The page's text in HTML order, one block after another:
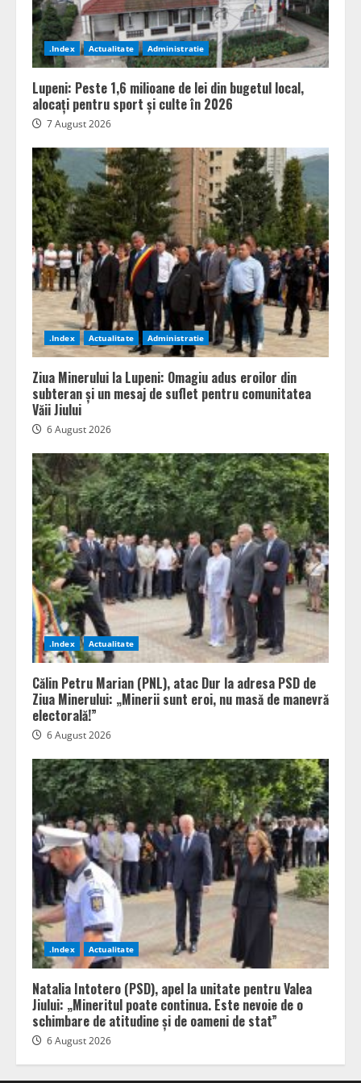
.Index Actualitate Administratie
Lupeni: Peste 1,6 milioane de lei din bugetul local,
alocați pentru sport și culte în 2026
7 August 2026
.Index Actualitate Administratie
Ziua Minerului la Lupeni: Omagiu adus eroilor din
subteran și un mesaj de suflet pentru comunitatea
Văii Jiului
6 August 2026
.Index Actualitate
Călin Petru Marian (PNL), atac Dur la adresa PSD de
Ziua Minerului: „Minerii sunt eroi, nu masă de manevră
electorală!”
6 August 2026
.Index Actualitate
Natalia Intotero (PSD), apel la unitate pentru Valea
Jiului: „Mineritul poate continua. Este nevoie de o
schimbare de atitudine și de oameni de stat”
6 August 2026